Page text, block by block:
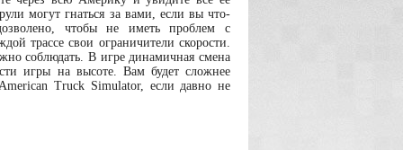
могут гнаться за вами, если вы что-
чтобы не иметь проблем с
трассе свои ограничители скорости.
соблюдать. В игре динамичная смена
игры на высоте. Вам будет сложнее
Truck Simulator, если давно не